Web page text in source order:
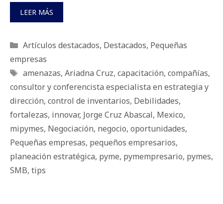
LEER MÁS
Categorías
Artículos destacados, Destacados, Pequeñas
empresas
Etiquetas
amenazas, Ariadna Cruz, capacitación, compañías,
consultor y conferencista especialista en estrategia y
dirección, control de inventarios, Debilidades,
fortalezas, innovar, Jorge Cruz Abascal, Mexico,
mipymes, Negociación, negocio, oportunidades,
Pequeñas empresas, pequeños empresarios,
planeación estratégica, pyme, pymempresario, pymes,
SMB, tips